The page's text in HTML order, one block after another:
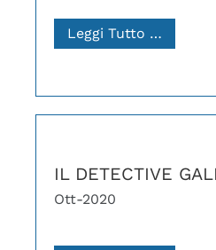
Leggi Tutto …
IL DETECTIVE
Ott-2020